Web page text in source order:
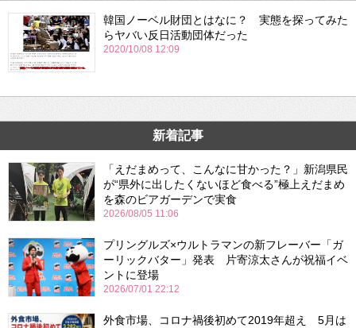
韓国ノーベル財団とはなに？ 実態を探ってみた
らヤバい反日活動団体だった
2020/10/08 12:09
新着記事
「えだまめって、こんなに甘かった？」新潟県民
が“県外に出したくないほど食べる”極上えだまめ
を森のビアガーデンで実食
2026/08/05 11:06
プリングルズ×ウルトラマンの新フレーバー「ガ
ーリックバター」発表 片寄涼太さんが祝福イベ
ントに登場
2026/07/01 22:12
外食市場、コロナ禍後初めて2019年超え 5月は